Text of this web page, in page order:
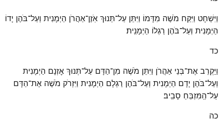
וַיִּשְׁחָט וַיִּקַּח מֹשֶׁה מִדָּמוֹ וַיִּתֵּן עַל־תְּנוּךְ אֹֽזֶן־אַהֲרֹן הַיְמָנִית וְעַל־בֹּהֶן יָדוֹ
הַיְמָנִית וְעַל־בֹּהֶן רַגְלוֹ הַיְמָנִֽית׃
כד
וַיַּקְרֵב אֶת־בְּנֵי אַהֲרֹן וַיִּתֵּן מֹשֶׁה מִן־הַדָּם עַל־תְּנוּךְ אׇזְנָם הַיְמָנִית
וְעַל־בֹּהֶן יָדָם הַיְמָנִית וְעַל־בֹּהֶן רַגְלָם הַיְמָנִית וַיִּזְרֹק מֹשֶׁה אֶת־הַדָּם
עַל־הַֽמִּזְבֵּחַ סָבִֽיב׃
כה